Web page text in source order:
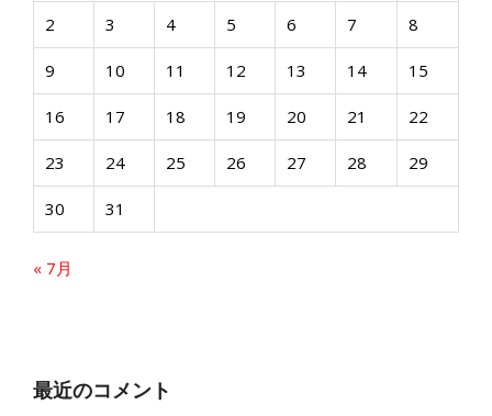
2 3 4 5 6 7 8
9 10 11 12 13 14 15
16 17 18 19 20 21 22
23 24 25 26 27 28 29
30 31
« 7月
最近のコメント